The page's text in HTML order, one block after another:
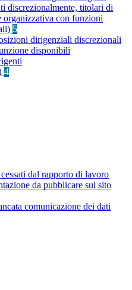
discrezionalmente, titolari di
organizzativa con funzioni
5
dirigenziali discrezionali
disponibili
4
dal rapporto di lavoro
da pubblicare sul sito
comunicazione dei dati